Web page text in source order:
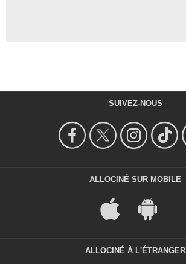
SUIVEZ-NOUS
ALLOCINÉ SUR MOBILE
ALLOCINÉ À L'ÉTRANGER